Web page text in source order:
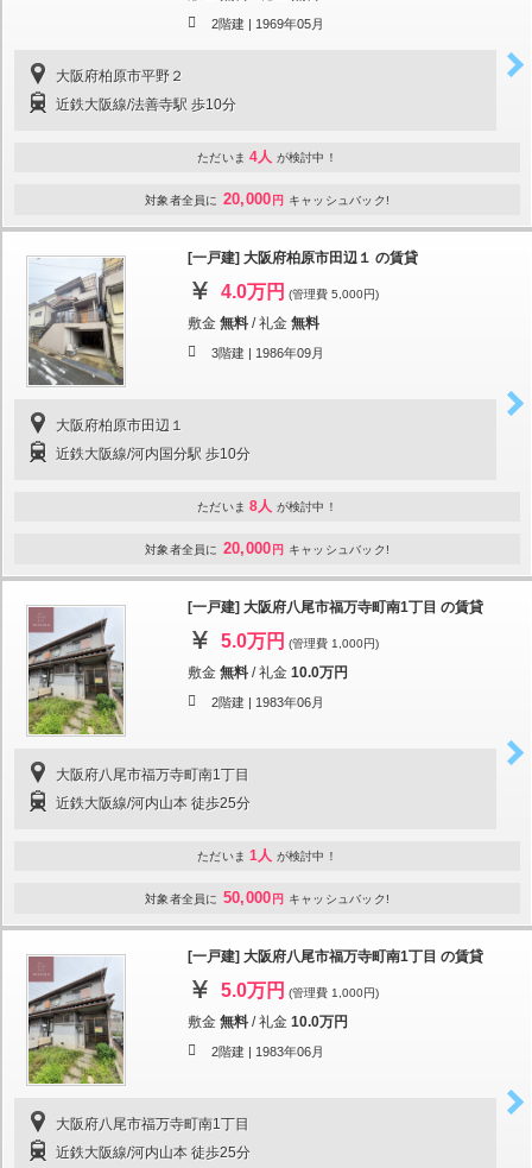
2階建 | 1969年05月
大阪府柏原市平野２
近鉄大阪線/法善寺駅 歩10分
ただいま 4人 が検討中！
対象者全員に 20,000 円 キャッシュバック!
[一戸建] 大阪府柏原市田辺１ の賃貸
4.0万円 (管理費 5,000円)
敷金 無料 /礼金 無料
3階建 | 1986年09月
大阪府柏原市田辺１
近鉄大阪線/河内国分駅 歩10分
ただいま 8人 が検討中！
対象者全員に 20,000 円 キャッシュバック!
[一戸建] 大阪府八尾市福万寺町南1丁目 の賃貸
5.0万円 (管理費 1,000円)
敷金 無料 /礼金 10.0万円
2階建 | 1983年06月
大阪府八尾市福万寺町南1丁目
近鉄大阪線/河内山本 徒歩25分
ただいま 1人 が検討中！
対象者全員に 50,000 円 キャッシュバック!
[一戸建] 大阪府八尾市福万寺町南1丁目 の賃貸
5.0万円 (管理費 1,000円)
敷金 無料 /礼金 10.0万円
2階建 | 1983年06月
大阪府八尾市福万寺町南1丁目
近鉄大阪線/河内山本 徒歩25分